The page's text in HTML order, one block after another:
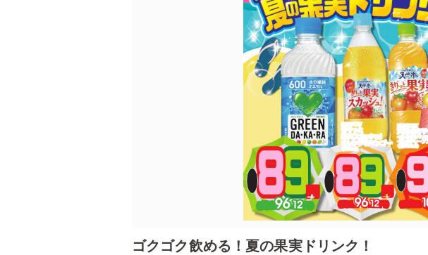
ゴクゴク飲める！夏の果実ドリンク！